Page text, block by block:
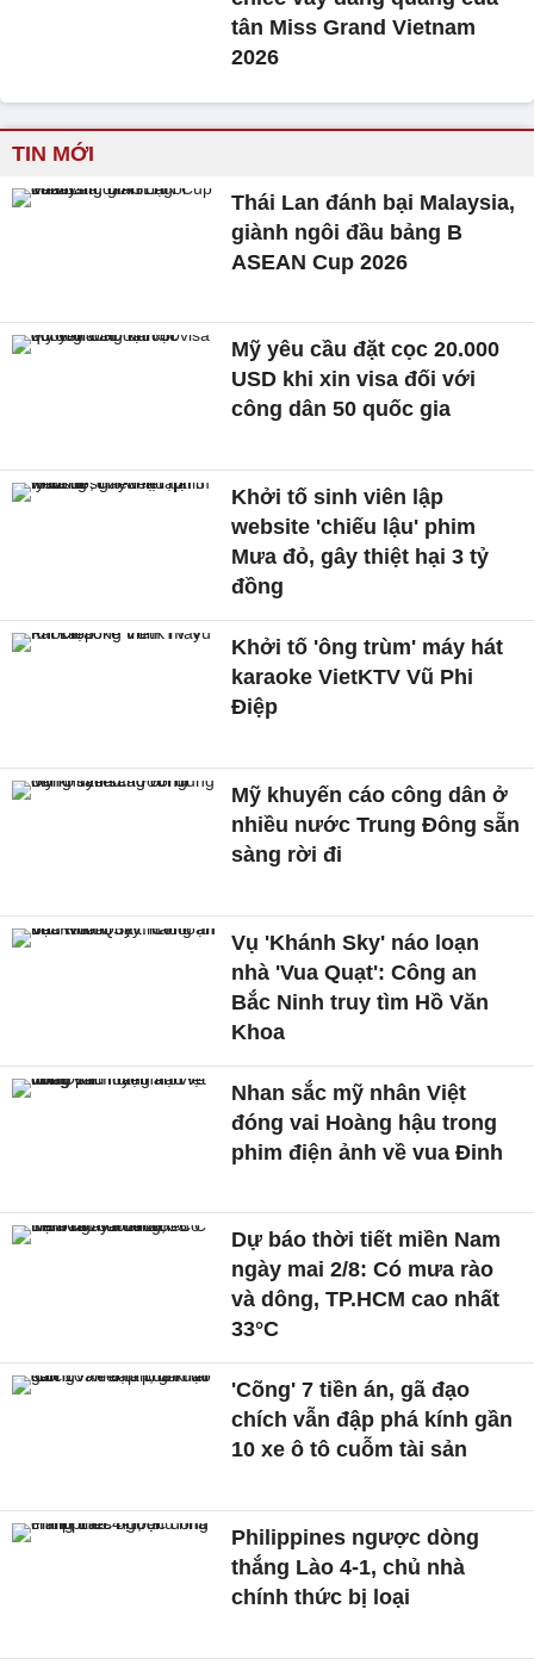
tân Miss Grand Vietnam
2026
TIN MỚI
Thái Lan đánh bại Malaysia,
giành ngôi đầu bảng B
ASEAN Cup 2026
Mỹ yêu cầu đặt cọc 20.000
USD khi xin visa đối với
công dân 50 quốc gia
Khởi tố sinh viên lập
website 'chiếu lậu' phim
Mưa đỏ, gây thiệt hại 3 tỷ
đồng
Khởi tố 'ông trùm' máy hát
karaoke VietKTV Vũ Phi
Điệp
Mỹ khuyến cáo công dân ở
nhiều nước Trung Đông sẵn
sàng rời đi
Vụ 'Khánh Sky' náo loạn
nhà 'Vua Quạt': Công an
Bắc Ninh truy tìm Hồ Văn
Khoa
Nhan sắc mỹ nhân Việt
đóng vai Hoàng hậu trong
phim điện ảnh về vua Đinh
Dự báo thời tiết miền Nam
ngày mai 2/8: Có mưa rào
và dông, TP.HCM cao nhất
33°C
'Cõng' 7 tiền án, gã đạo
chích vẫn đập phá kính gần
10 xe ô tô cuỗm tài sản
Philippines ngược dòng
thắng Lào 4-1, chủ nhà
chính thức bị loại